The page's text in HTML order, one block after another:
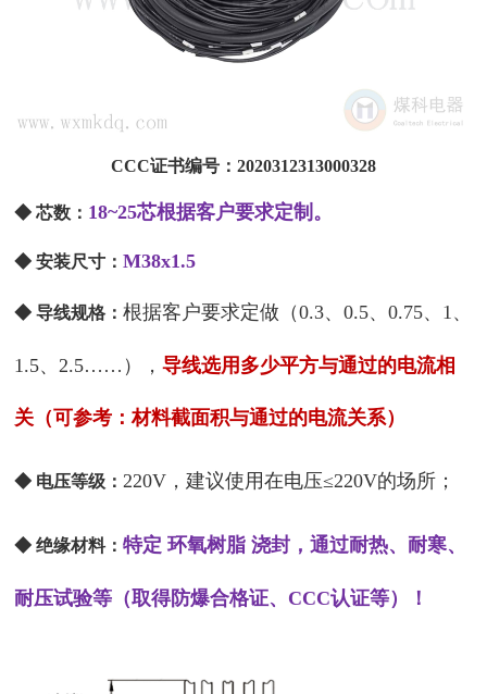
CCC证书编号：2020312313000328
◆ 芯数： 18~25芯根据客户要求定制。
◆ 安装尺寸 ：M38x1.5
◆ 导线规格：根据客户要求定做（0.3、0.5、0.75、1、
1.5、2.5……），导线选用多少平方与通过的电流相
关 （可参考：材料截面积与通过的电流关系）
◆ 电压等级： 220V，建议使用在电压≤220V的场所；
◆ 绝缘材料：特定 环氧树脂 浇封，通过耐热、耐寒、
耐压试验等（取得防爆合格证、CCC认证等）！